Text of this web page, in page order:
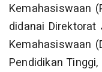
Kemahasiswaan
didanai
Kemahasiswaan
Pendidikan